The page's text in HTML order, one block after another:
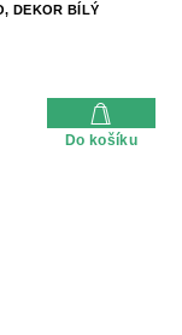
DEKOR BÍLÝ
Do košíku